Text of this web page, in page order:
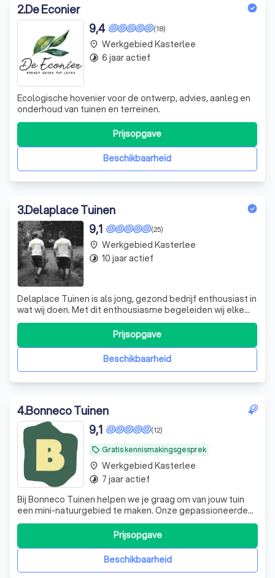
2.De Econier
(18)
9,4
Ecologische hovenier voor de ontwerp, advies, aanleg en
onderhoud van tuinen en terreinen.
Beschikbaarheid
Prijsopgave
place Werkgebied Kasterlee
timelapse 6 jaar actief
3.Delaplace Tuinen
(25)
9,1
Delaplace Tuinen is als jong, gezond bedrijf enthousiast in
wat wij doen. Met dit enthousiasme begeleiden wij elke
klant en hun project op een persoonlijke en deskundig
manier. Een groene ruimte creëren waarin het aangenaam
verblijven is, dat willen wij u bieden. Zowel kleine ingrepen
als totaalproj
Beschikbaarheid
Prijsopgave
place Werkgebied Kasterlee
timelapse 10 jaar actief
4.Bonneco Tuinen
local_offer Gratis kennismakingsgesprek
(12)
9,1
Bij Bonneco Tuinen helpen we je graag om van jouw tuin
een mini-natuurgebied te maken. Onze gepassioneerde
tuinexperts staan klaar om samen met jou de perfecte
natuurtuin te ontwerpen, aan te leggen en te beheren. Wij
geloven dat jouw tuin een plek moet zijn waar je elke dag
kunt genieten van een vaBeschikbaarheid
Prijsopgave
place Werkgebied Kasterlee
timelapse 7 jaar actief